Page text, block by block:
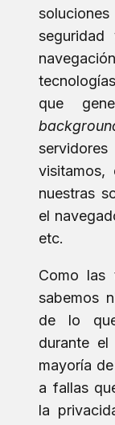
seguridad
que
visitamos,
nuestras
el
etc.
Como las
sabemos
de lo
durante
mayoría
a fallas
la